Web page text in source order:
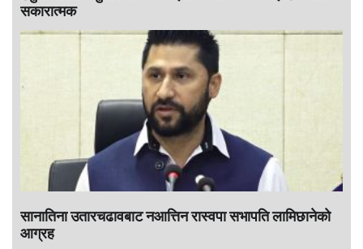
सकारात्मक
सानातिना उतारचढावबाट नआत्तिन रास्वपा सभापति लामिछानेको
आग्रह